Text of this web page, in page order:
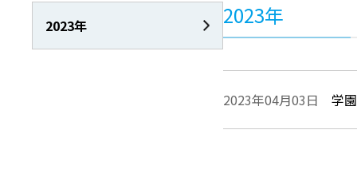
2023年 2023年
2023年04月03日 学